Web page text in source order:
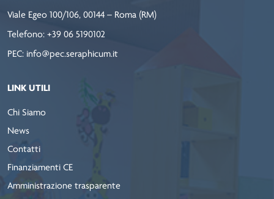
Viale Egeo 100/106, 00144 – Roma (RM)
Telefono: +39 06 5190102
PEC: info@pec.seraphicum.it
LINK UTILI
Chi Siamo
News
Contatti
Finanziamenti CE
Amministrazione trasparente